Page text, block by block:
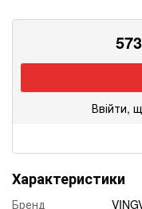
Ввійти,
Характеристики
Бренд